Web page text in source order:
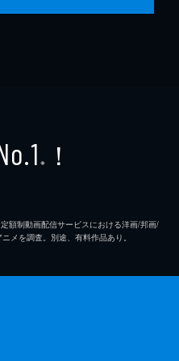
※ ！
額制動画配信サービスにおける洋画/邦画/
メを調査。別途、有料作品あり。